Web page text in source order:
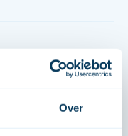
Over
op datum [35]